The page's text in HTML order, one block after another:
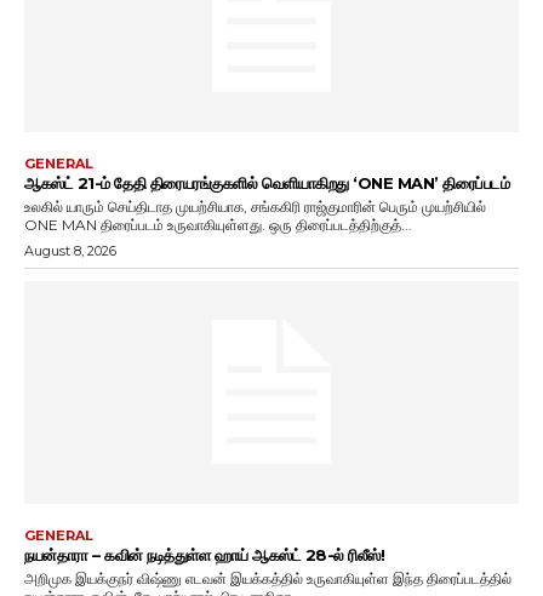
GENERAL
ஆகஸ்ட் 21-ம் தேதி திரையரங்குகளில் வெளியாகிறது ‘ONE MAN’ திரைப்படம்
உலகில் யாரும் செய்திடாத முயற்சியாக, சங்ககிரி ராஜ்குமாரின் பெரும் முயற்சியில்
ONE MAN திரைப்படம் உருவாகியுள்ளது. ஒரு திரைப்படத்திற்குத்...
August 8, 2026
GENERAL
நயன்தாரா – கவின் நடித்துள்ள ஹாய் ஆகஸ்ட் 28-ல் ரிலீஸ்!
அறிமுக இயக்குநர் விஷ்ணு எடவன் இயக்கத்தில் உருவாகியுள்ள இந்த திரைப்படத்தில்